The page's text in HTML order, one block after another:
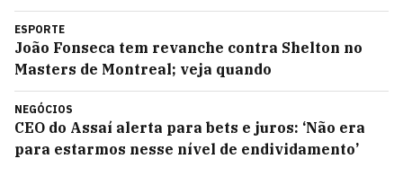
ESPORTE
João Fonseca tem revanche contra Shelton no
Masters de Montreal; veja quando
NEGÓCIOS
CEO do Assaí alerta para bets e juros: ‘Não era
para estarmos nesse nível de endividamento’